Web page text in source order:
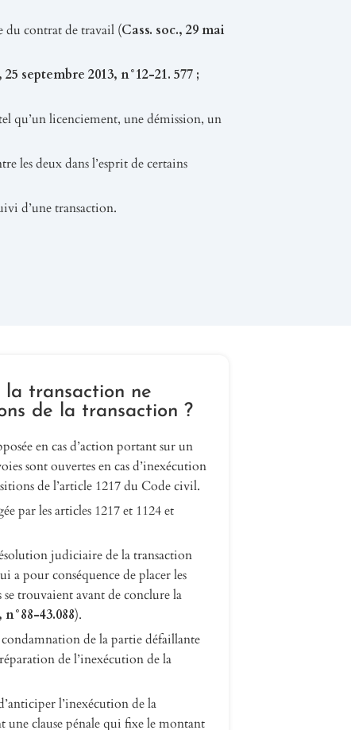
du contrat de travail (Cass. soc., 29 mai
25 septembre 2013, n°12-21. 577 ;
qu’un licenciement, une démission, un
les deux dans l’esprit de certains
d’une transaction.
transaction ne
de la transaction ?
en cas d’action portant sur un
sont ouvertes en cas d’inexécution
de l’article 1217 du Code civil.
par les articles 1217 et 1124 et
judiciaire de la transaction
a pour conséquence de placer les
trouvaient avant de conclure la
n°88-43.088).
de la partie défaillante
de l’inexécution de la
l’inexécution de la
une clause pénale qui fixe le montant